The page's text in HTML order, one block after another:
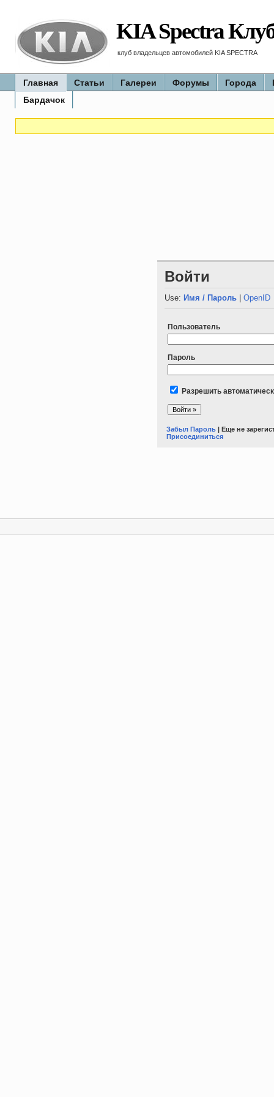
KIA Spectra
клуб владельцев автомобилей KIA SPECTRA
Главная Статьи Галереи Форумы Города
Бардачок
Войти
Use: Имя / Пароль |OpenID
Пользователь
Пароль
Разрешить
Забыл Пароль | Еще не
Присоединиться